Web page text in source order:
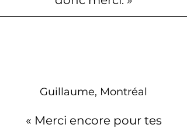
Guillaume, Montréal
« Merci encore pour tes